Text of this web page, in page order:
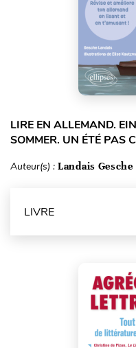
LIRE EN ALLEMAND.
SOMMER. UN ÉTÉ PAS
Auteur(s) : Landais Gesche
LIVRE